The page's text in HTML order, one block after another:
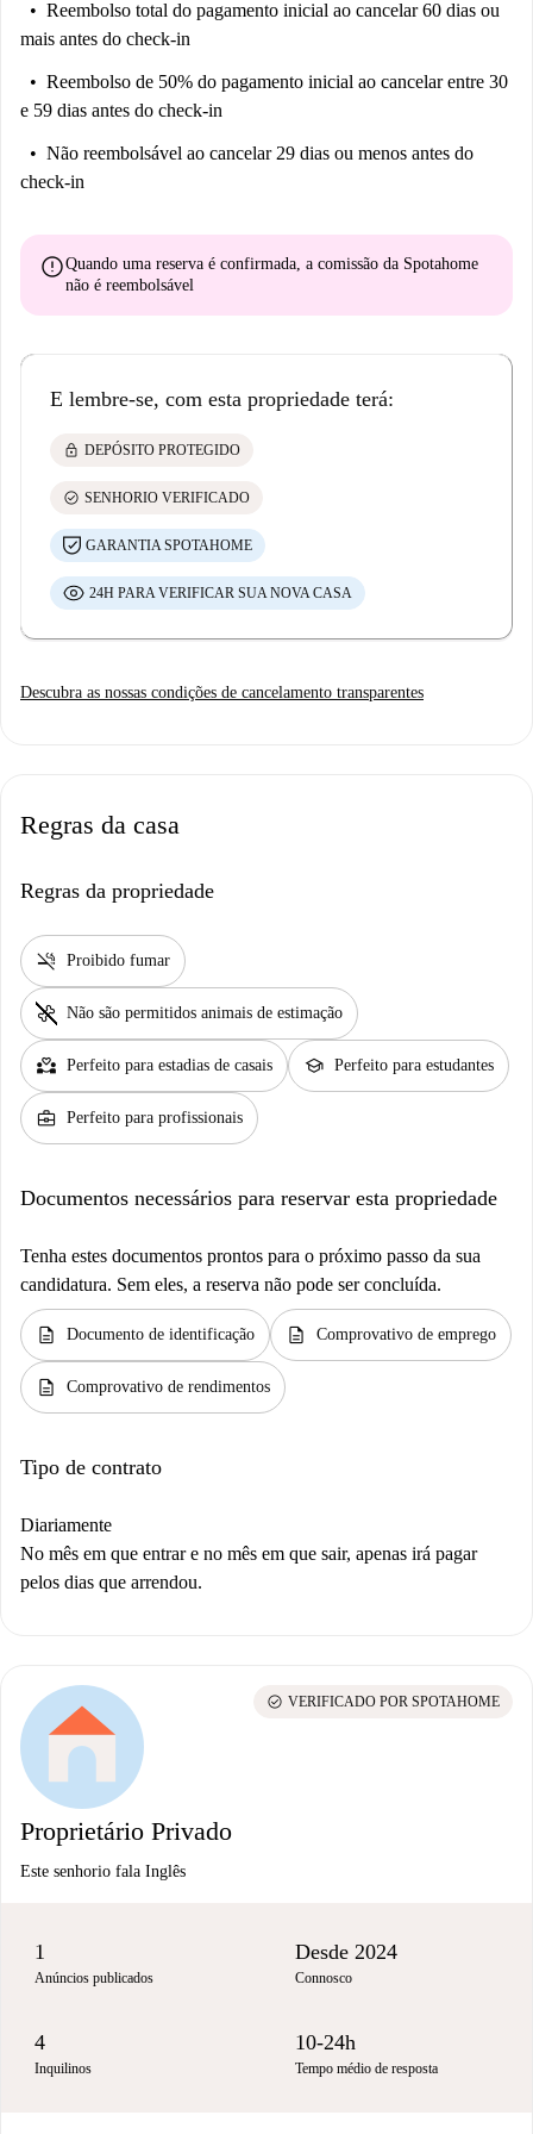
Reembolso total do pagamento inicial ao cancelar 60 dias ou
mais antes do check-in
Reembolso de 50% do pagamento inicial ao cancelar entre 30
e 59 dias antes do check-in
Não reembolsável ao cancelar 29 dias ou menos antes do
check-in
errorQuando uma reserva é confirmada, a comissão da Spotahome
não é reembolsável
E lembre-se, com esta propriedade terá:
lock DEPÓSITO PROTEGIDO
check_circle SENHORIO VERIFICADO
GARANTIA SPOTAHOME
24H PARA VERIFICAR SUA NOVA CASA
Descubra as nossas condições de cancelamento transparentes
Regras da casa
Regras da propriedade
smoke_free Proibido fumar
pet_supplies Não são permitidos animais de estimação
partner_heart Perfeito para estadias de casais school Perfeito para estudantes
business_center Perfeito para profissionais
Documentos necessários para reservar esta propriedade
Tenha estes documentos prontos para o próximo passo da sua
candidatura. Sem eles, a reserva não pode ser concluída.
description Documento de identificação description Comprovativo de emprego
description Comprovativo de rendimentos
Tipo de contrato
Diariamente
No mês em que entrar e no mês em que sair, apenas irá pagar
pelos dias que arrendou.
Proprietário Privado
Este senhorio fala Inglês
check_circle VERIFICADO POR SPOTAHOME
1
Anúncios publicados
Desde 2024
Connosco
4
Inquilinos
10-24h
Tempo médio de resposta